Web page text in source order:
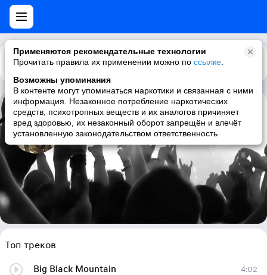
Применяются рекомендательные технологии
Прочитать правила их применении можно по ссылке
Возможны упоминания
В контенте могут упоминаться наркотики и связанная с ними
информация. Незаконное потребление наркотических
средств, психотропных веществ и их аналогов причиняет
вред здоровью, их незаконный оборот запрещён и влечёт
установленную законодательством ответственность
Каталог Рекомендации
Tephra
Топ треков
Big Black Mountain
4:02